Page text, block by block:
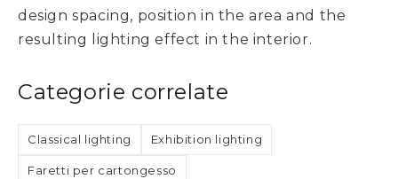
design spacing, position in the area and the
resulting lighting effect in the interior.
Categorie correlate
Classical lighting Exhibition lighting
Faretti per cartongesso